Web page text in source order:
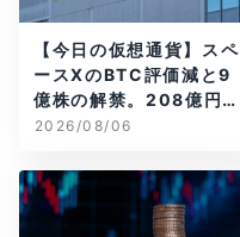
【今日の仮想通貨】スペ
ースXのBTC評価減と9
億株の解禁。208億円相
当のBTCが盗難
2026/08/06